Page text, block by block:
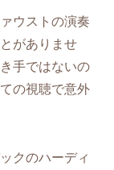
ウストの演奏
がありませ
手ではないの
の視聴で意外
クのハーディ